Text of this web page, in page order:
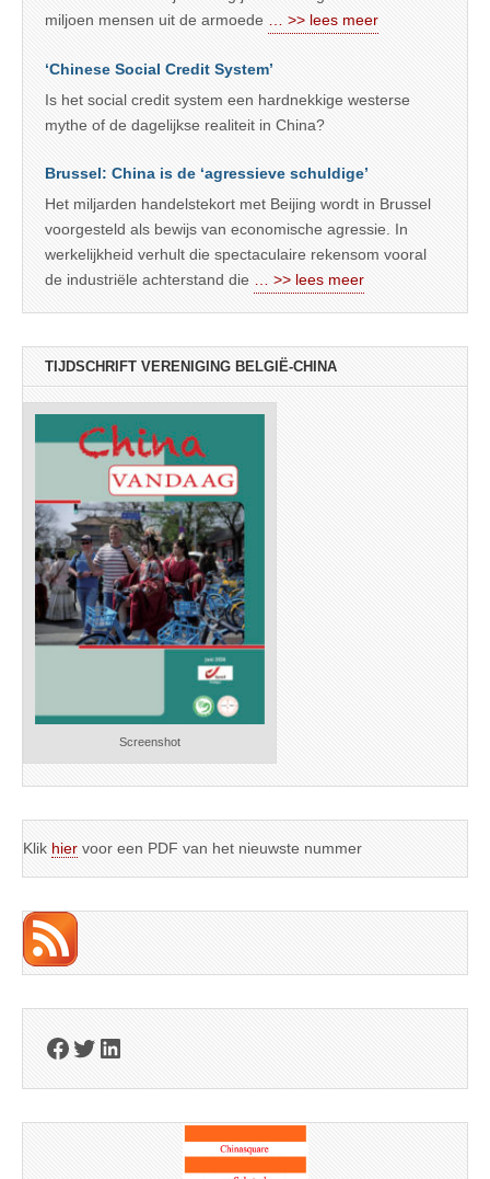
miljoen mensen uit de armoede … >> lees meer
‘Chinese Social Credit System’
Is het social credit system een hardnekkige westerse
mythe of de dagelijkse realiteit in China?
Brussel: China is de ‘agressieve schuldige’
Het miljarden handelstekort met Beijing wordt in Brussel
voorgesteld als bewijs van economische agressie. In
werkelijkheid verhult die spectaculaire rekensom vooral
de industriële achterstand die … >> lees meer
TIJDSCHRIFT VERENIGING BELGIË-CHINA
Screenshot
Klik hier voor een PDF van het nieuwste nummer
Facebook
Twitter
LinkedIn